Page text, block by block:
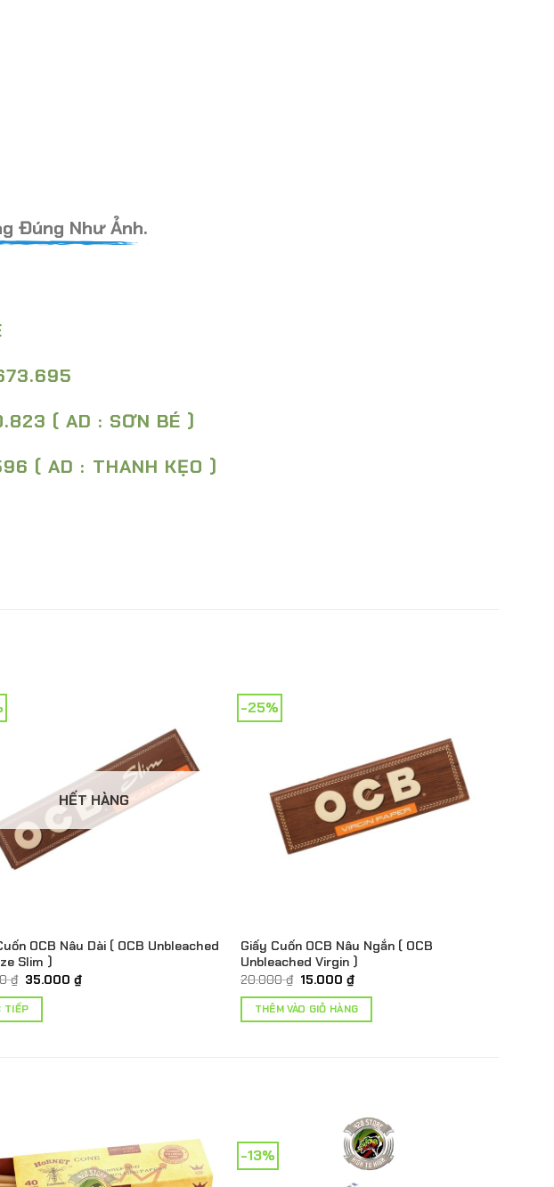
Đúng Như Ảnh.
( AD : SƠN BÉ )
( AD : THANH KẸO )
HẾT HÀNG
OCB Nâu Dài ( OCB Unbleached
Slim )
₫ Giá
là:
50.000 ₫.
35.000₫Giá
TIẾP
-25%
Giấy Cuốn OCB Nâu Ngắn ( OCB
Unbleached Virgin )
20.000₫ Giá
là:
20.000 ₫.
15.000₫Giá
tại
là:
THÊM VÀO GIỎ HÀNG
-13%